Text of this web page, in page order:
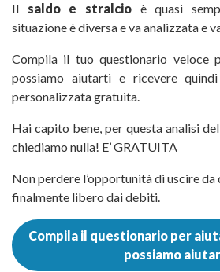
Il saldo e stralcio è quasi
situazione è diversa e va analizzata e
Compila il tuo questionario veloce
possiamo aiutarti e ricevere
personalizzata gratuita.
Hai capito bene, per questa analisi
chiediamo nulla! E’ GRATUITA
Non perdere l’opportunità di uscire
finalmente libero dai debiti.
Compila il questionario per
possiamo